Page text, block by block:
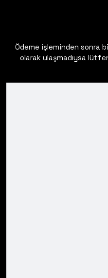
Ödeme işleminden sonra
olarak ulaşmadıysa